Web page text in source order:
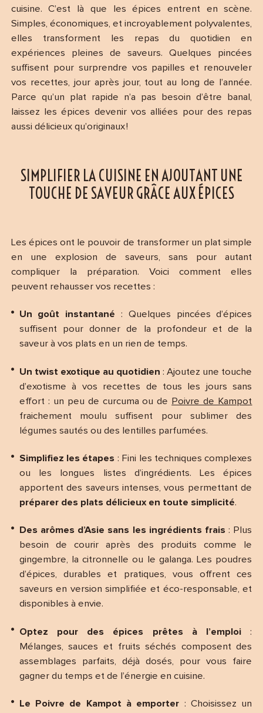
cuisine. C’est là que les épices entrent en scène.
Simples, économiques, et incroyablement polyvalentes,
elles transforment les repas du quotidien en
expériences pleines de saveurs. Quelques pincées
suffisent pour surprendre vos papilles et renouveler
vos recettes, jour après jour, tout au long de l’année.
Parce qu’un plat rapide n’a pas besoin d’être banal,
laissez les épices devenir vos alliées pour des repas
aussi délicieux qu’originaux !
SIMPLIFIER LA CUISINE EN AJOUTANT UNE
TOUCHE DE SAVEUR GRÂCE AUX ÉPICES
Les épices ont le pouvoir de transformer un plat simple
en une explosion de saveurs, sans pour autant
compliquer la préparation. Voici comment elles
peuvent rehausser vos recettes :
Un goût instantané : Quelques pincées d’épices
suffisent pour donner de la profondeur et de la
saveur à vos plats en un rien de temps.
Un twist exotique au quotidien : Ajoutez une touche
d’exotisme à vos recettes de tous les jours sans
effort : un peu de curcuma ou de Poivre de Kampot
fraichement moulu suffisent pour sublimer des
légumes sautés ou des lentilles parfumées.
Simplifiez les étapes : Fini les techniques complexes
ou les longues listes d’ingrédients. Les épices
apportent des saveurs intenses, vous permettant de
préparer des plats délicieux en toute simplicité.
Des arômes d’Asie sans les ingrédients frais: Plus
besoin de courir après des produits comme le
gingembre, la citronnelle ou le galanga. Les poudres
d’épices, durables et pratiques, vous offrent ces
saveurs en version simplifiée et éco-responsable, et
disponibles à envie.
Optez pour des épices prêtes à l’emploi :
Mélanges, sauces et fruits séchés composent des
assemblages parfaits, déjà dosés, pour vous faire
gagner du temps et de l’énergie en cuisine.
Le Poivre de Kampot à emporter : Choisissez un